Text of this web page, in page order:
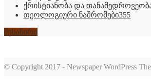
ქრისტიანობა და
თეოლოგიური ნაშრომები355
შესაწირი
© Copyright 2017 - Newspaper WordPress